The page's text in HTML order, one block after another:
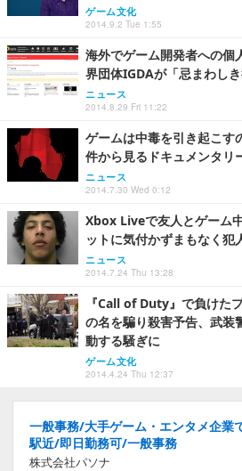
ゲーム文化
2014.9.2 Tue 1:55
海外でゲーム開発者への個
界団体IGDAが「忌まわし
ニュース
2014.8.29 Fri 11:22
ゲームは中毒を引き起こす
件から見るドキュメンタリ
ニュース
2014.7.30 Wed 0:12
Xbox Liveで友人とゲーム
ットに気付かずまもなく犯
ニュース
2014.7.24 Thu 13:28
『Call of Duty』で負けた
の名を騙り殺害予告、武装
動する騒ぎに
ゲーム文化
2014.4.24 Thu 12:37
一般事務/大手ゲーム・エンタメ企業
駅近/即日勤務可/一般事務
株式会社パソナ